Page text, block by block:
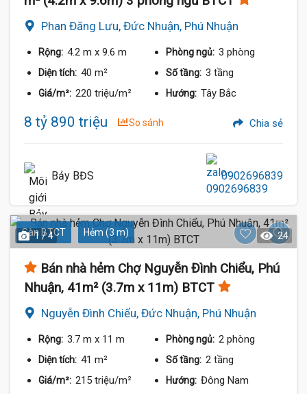
Phan Đăng Lưu, Đức Nhuận, Phú Nhuận
Rộng: 4.2 m x 9.6 m Phòng ngủ: 3 phòng
Diện tích: 40 m² Số tầng: 3 tầng
Giá/m²: 220 triệu/m² Hướng: Tây Bắc
8 tỷ 890 triệu So sánh Chia sẻ
Bảy BĐS 0902696839
Sàn BTCT Hẻm (3 m)
1 / 4 24
Bán nhà hẻm Chợ Nguyễn Đình Chiểu, Phú
Nhuận, 41m² (3.7m x 11m) BTCT
Nguyễn Đình Chiểu, Đức Nhuận, Phú Nhuận
Rộng: 3.7 m x 11 m Phòng ngủ: 2 phòng
Diện tích: 41 m² Số tầng: 2 tầng
Giá/m²: 215 triệu/m² Hướng: Đông Nam